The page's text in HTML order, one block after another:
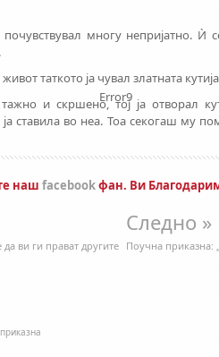
многу непријатно. Ѝ
таткото ја чувал златната
и скршено, тој ја отворал
ја ставила во неа. Тоа секогаш му
наш facebookфан. Ви
ви ги прават другите
Следно »
Поучна приказна:
Error9